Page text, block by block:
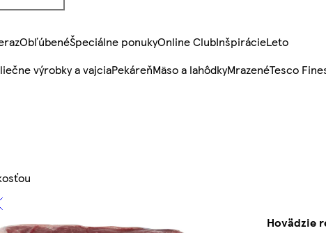
ObľúbenéŠpeciálne ponukyOnline ClubInšpirácieLeto
výrobky a vajciaPekáreňMäso a lahôdkyMrazenéTesco
Hovädzie